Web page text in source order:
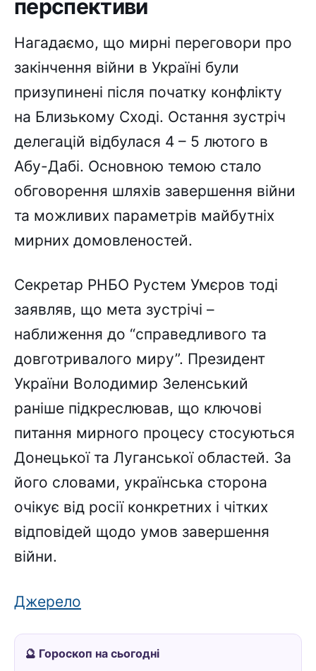
перспективи
Нагадаємо, що мирні переговори про
закінчення війни в Україні були
призупинені після початку конфлікту
на Близькому Сході. Остання зустріч
делегацій відбулася 4 – 5 лютого в
Абу-Дабі. Основною темою стало
обговорення шляхів завершення війни
та можливих параметрів майбутніх
мирних домовленостей.
Секретар РНБО Рустем Умєров тоді
заявляв, що мета зустрічі –
наближення до “справедливого та
довготривалого миру”. Президент
України Володимир Зеленський
раніше підкреслював, що ключові
питання мирного процесу стосуються
Донецької та Луганської областей. За
його словами, українська сторона
очікує від росії конкретних і чітких
відповідей щодо умов завершення
війни.
Джерело
🔮 Гороскоп на сьогодні